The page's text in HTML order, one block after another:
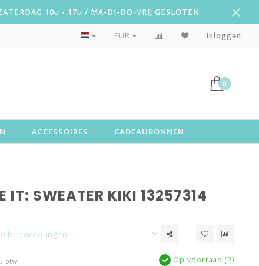
10u - 17u / MA-DI-DO-VRIJ GESLOTEN
Snelle levering!
EUR Inloggen
0
ACCESSOIRES CADEAUBONNEN
IT: SWEATER KIKI 13257314
0 beoordelingen
btw Op voorraad (2)